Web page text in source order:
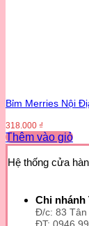
Bỉm Merries Nội
318.000 ₫
Thêm vào giỏ
Sản
phẩm
nhiều
Hệ thống cửa
Chi nhánh
Đ/c: 83 Tân
ĐT: 0946